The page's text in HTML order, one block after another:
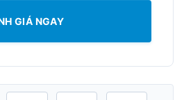
GIÁ NGAY